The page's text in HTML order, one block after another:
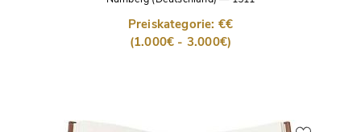
Preiskategorie: €€
(1.000€ - 3.000€)